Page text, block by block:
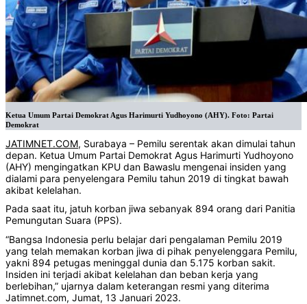
Ketua Umum Partai Demokrat Agus Harimurti Yudhoyono (AHY). Foto: Partai
Demokrat
JATIMNET.COM, Surabaya – Pemilu serentak akan dimulai tahun
depan. Ketua Umum Partai Demokrat Agus Harimurti Yudhoyono
(AHY) mengingatkan KPU dan Bawaslu mengenai insiden yang
dialami para penyelengara Pemilu tahun 2019 di tingkat bawah
akibat kelelahan.
Pada saat itu, jatuh korban jiwa sebanyak 894 orang dari Panitia
Pemungutan Suara (PPS).
“Bangsa Indonesia perlu belajar dari pengalaman Pemilu 2019
yang telah memakan korban jiwa di pihak penyelenggara Pemilu,
yakni 894 petugas meninggal dunia dan 5.175 korban sakit.
Insiden ini terjadi akibat kelelahan dan beban kerja yang
berlebihan,” ujarnya dalam keterangan resmi yang diterima
Jatimnet.com, Jumat, 13 Januari 2023.